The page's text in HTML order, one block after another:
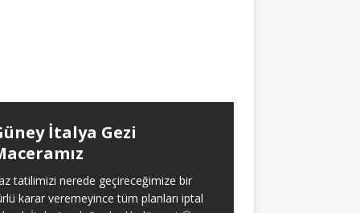
İtalya Gezi
tatilimizi nerede geçireceğimize bir
karar veremeyince tüm planları iptal